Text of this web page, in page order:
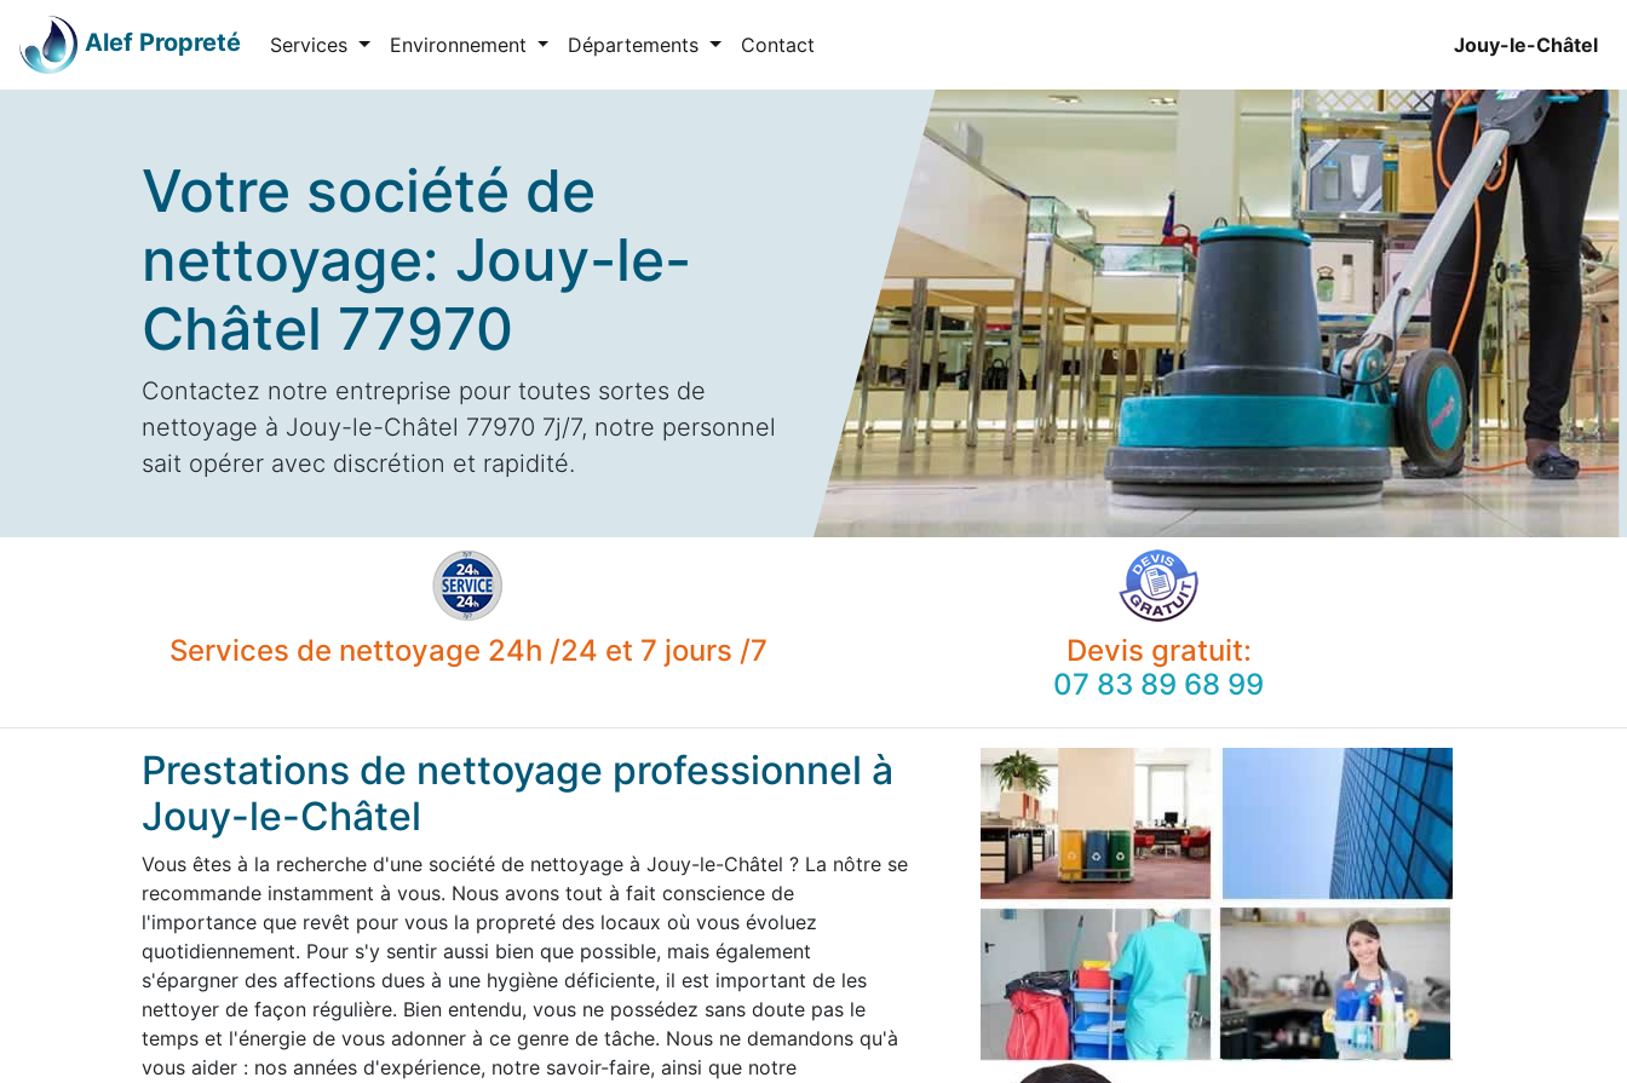
Alef Propreté Services Environnement Départements Contact Jouy-le-Châtel
Votre société de
nettoyage: Jouy-le-
Châtel 77970
Contactez notre entreprise pour toutes sortes de
nettoyage à Jouy-le-Châtel 77970 7j/7, notre personnel
sait opérer avec discrétion et rapidité.
Services de nettoyage 24h /24 et 7 jours /7
Devis gratuit:
07 83 89 68 99
Prestations de nettoyage professionnel à
Jouy-le-Châtel
Vous êtes à la recherche d'une société de nettoyage à Jouy-le-Châtel ? La nôtre se
recommande instamment à vous. Nous avons tout à fait conscience de
l'importance que revêt pour vous la propreté des locaux où vous évoluez
quotidiennement. Pour s'y sentir aussi bien que possible, mais également
s'épargner des affections dues à une hygiène déficiente, il est important de les
nettoyer de façon régulière. Bien entendu, vous ne possédez sans doute pas le
temps et l'énergie de vous adonner à ce genre de tâche. Nous ne demandons qu'à
vous aider : nos années d'expérience, notre savoir-faire, ainsi que notre